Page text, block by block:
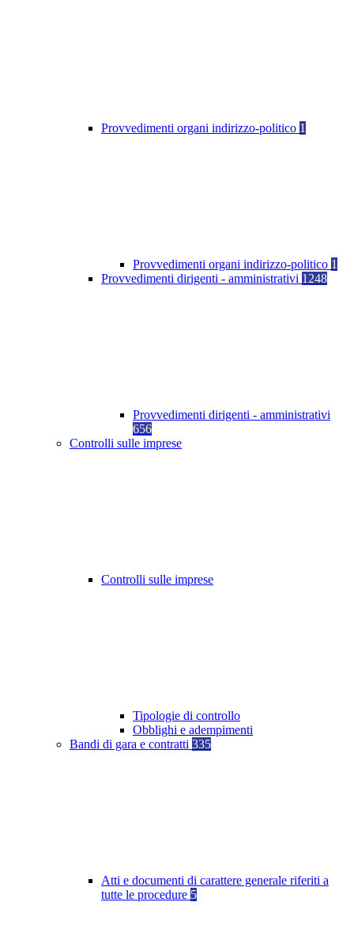
Provvedimenti organi indirizzo-politico 1
Provvedimenti organi indirizzo-politico 1
Provvedimenti dirigenti - amministrativi 1248
Provvedimenti dirigenti - amministrativi
656
Controlli sulle imprese
Controlli sulle imprese
Tipologie di controllo
Obblighi e adempimenti
Bandi di gara e contratti 335
Atti e documenti di carattere generale riferiti a
tutte le procedure 5